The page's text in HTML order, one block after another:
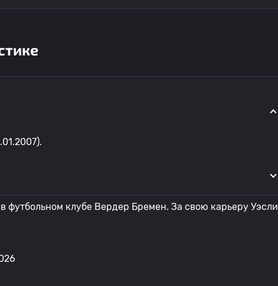
футбольном клубе Вердер Бремен. За свою карьеру Уэсли